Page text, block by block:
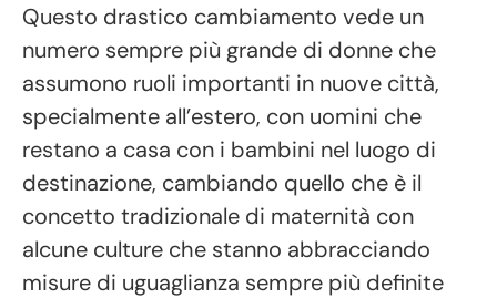
Questo drastico cambiamento vede un
numero sempre più grande di donne che
assumono ruoli importanti in nuove città,
specialmente all’estero, con uomini che
restano a casa con i bambini nel luogo di
destinazione, cambiando quello che è il
concetto tradizionale di maternità con
alcune culture che stanno abbracciando
misure di uguaglianza sempre più definite